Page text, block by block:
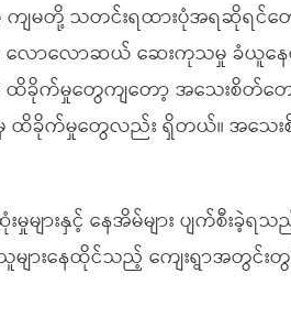
ျမတို့ သတင်းရထားပုံအရဆိုရင်တ
လောလောဆယ် ဆေးကုသမှု ခံယူန
ခိုက်မှုတွေကျတော့ အသေးစိတ်တော့
းမှ ထိခိုက်မှုတွေလည်း ရှိတယ်။ အသေ
းမှုများနှင့် နေအိမ်များ ပျက်
သူများနေထိုင်သည့် ကျေးရွာအတွ